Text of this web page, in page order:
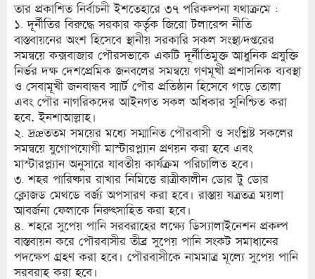
তার প্রকাশিত নির্বাচনী ইশতেহারে ৩৭ পরিকল্পনা যথাক্রমে :
১. দূর্নীতির বিরুদ্ধে সরকার কর্তৃক জিরো টলারেন্স নীতি
বাস্তবায়নের অংশ হিসেবে স্থানীয় সরকারি সকল সংস্থা/দপ্তরের
সমন্বয়ে কক্সবাজার পৌরসভাকে একটি দূর্নীতিমুক্ত আধুনিক প্রযুক্তি
নির্ভর দক্ষ দেশপ্রেমিক জনবলের সমন্বয়ে গণমূখী প্রশাসনিক ব্যবস্থা
ও সেবামূখী জনবান্ধব স্মার্ট পৌর প্রতিষ্ঠান হিসেবে গড়ে তোলা
এবং পৌর নাগরিকদের আইনগত সকল অধিকার সুনিশ্চিত করা
হবে, ইনশাআল্লাহ।
২. দ্রæততম সময়ের মধ্যে সম্মানিত পৌরবাসী ও সংশ্লিষ্ট সকলের
সমন্বয়ে যুগোপযোগী মাস্টারপ্ল্যান প্রণয়ন করা হবে এবং
মাস্টারপ্ল্যান অনুসারে যাবতীয় কার্যক্রম পরিচালিত হবে।
৩. শহর পারিষ্কার রাখার নিমিত্তে রাত্রীকালীন ডোর টু ডোর
ক্লোজড মেথডে বর্জ্য অপসারণ করা হবে। রাস্তায় যত্রতত্র ময়লা
আবর্জনা ফেলাকে নিরুৎসাহিত করা হবে।
৪. শহরে সুপেয় পানি সরবরাহের লক্ষ্যে ডিস্যালাইনেশন প্রকল্প
বাস্তবায়ন করে পৌরবাসীর তীব্র সুপেয় পানি সংকট সমাধানের
পদক্ষেপ গ্রহণ করা হবে। পৌরবাসীকে নামমাত্র মূল্যে সুপেয় পানি
সরবরাহ করা হবে।